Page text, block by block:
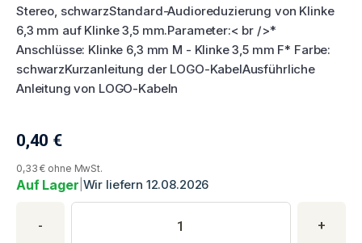
Stereo, schwarzStandard-Audioreduzierung von Klinke
6,3 mm auf Klinke 3,5 mm.Parameter:< br />*
Anschlüsse: Klinke 6,3 mm M - Klinke 3,5 mm F* Farbe:
schwarzKurzanleitung der LOGO-KabelAusführliche
Anleitung von LOGO-Kabeln
0,40 €
Aktueller Produktpreis
0,33 € ohne MwSt.
Auf Lager Wir liefern 12.08.2026
Produktmenge
- +
Geben Sie die gewünschte Produktmenge ein.